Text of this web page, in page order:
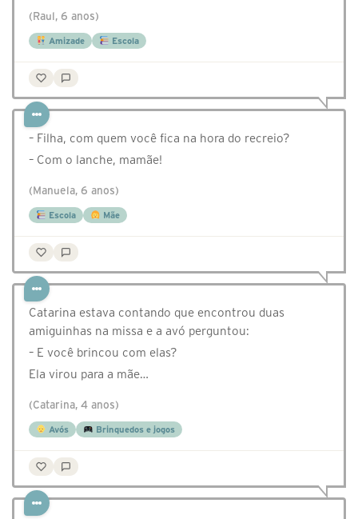
(Raul, 6 anos)
Amizade Escola
– Filha, com quem você fica na hora do recreio?
– Com o lanche, mamãe!
(Manuela, 6 anos)
Escola Mãe
Catarina estava contando que encontrou duas
amiguinhas na missa e a avó perguntou:
– E você brincou com elas?
Ela virou para a mãe…
(Catarina, 4 anos)
Avós Brinquedos e jogos